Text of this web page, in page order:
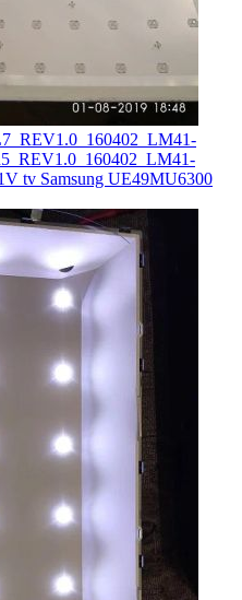
tv Samsung UE49MU6300